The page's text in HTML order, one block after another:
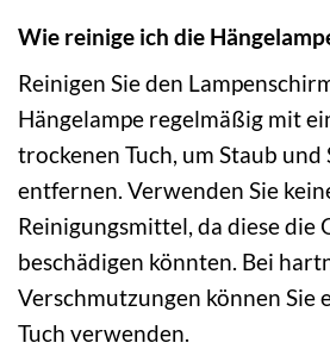
Wie reinige ich die
Reinigen Sie den
Hängelampe regelmäßig mit
trockenen Tuch, um Staub und
entfernen. Verwenden Sie
Reinigungsmittel, da diese die
beschädigen könnten. Bei
Verschmutzungen können Sie
Tuch verwenden.